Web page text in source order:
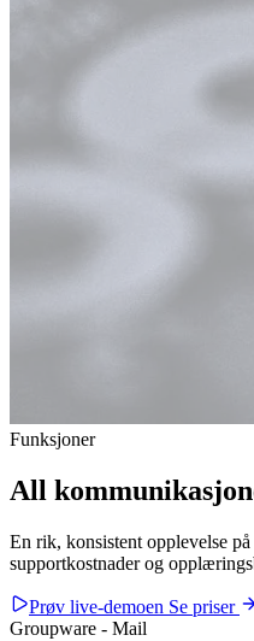
Funksjoner
All
En rik, konsistent opplevelse
supportkostnader og
Prøv live-demoen Se priser
Groupware - Mail